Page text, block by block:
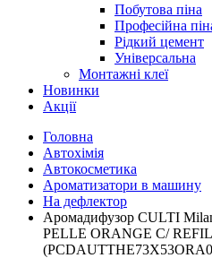
Побутова піна
Професійна
Рідкий цемент
Універсальна
Монтажні клеї
Новинки
Акції
Головна
Автохімія
Автокосметика
Ароматизатори в машину
На дефлектор
Аромадифузор CULTI
PELLE ORANGE C/